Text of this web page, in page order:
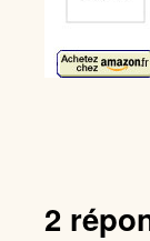
2